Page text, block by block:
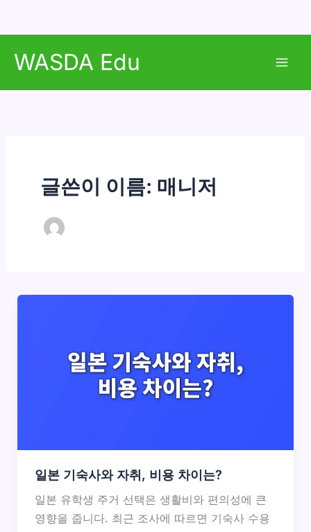
WASDA Edu
글쓴이 이름: 매니저
일본 기숙사와 자취, 비용 차이는?
일본 유학생 주거 선택은 생활비와 편의성에 큰
영향을 줍니다. 최근 조사에 따르면 기숙사 수용